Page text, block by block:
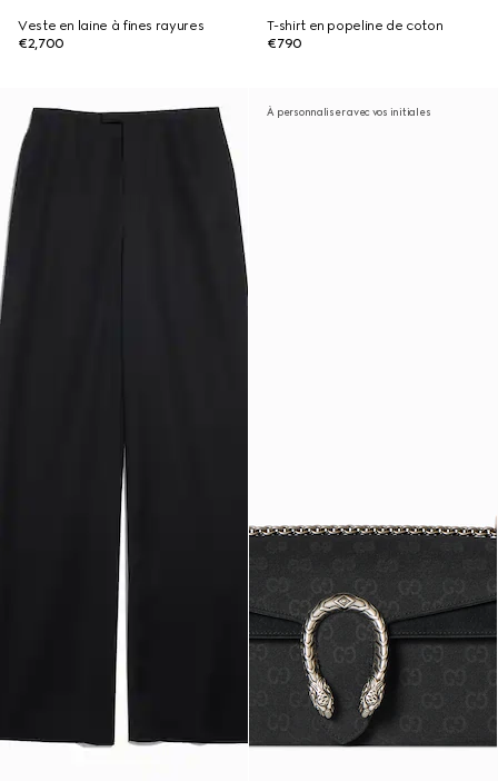
Veste en laine à fines rayures
€2,700
T-shirt en popeline de coton
€790
À personnaliser avec vos initiales